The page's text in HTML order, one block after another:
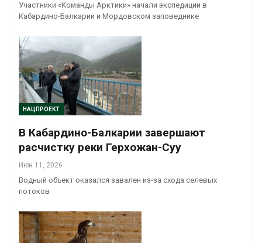
Участники «Команды Арктики» начали экспедиции в
Кабардино-Балкарии и Мордовском заповеднике
НАЦПРОЕКТ
В Кабардино-Балкарии завершают
расчистку реки Герхожан-Суу
Июн 11, 2026
Водный объект оказался завален из-за схода селевых
потоков